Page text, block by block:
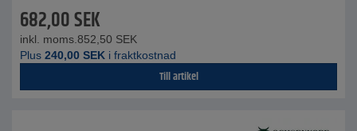
682,00SEK
inkl. moms. 852,50 SEK
Plus 240,00 SEK i fraktkostnad
Till artikel